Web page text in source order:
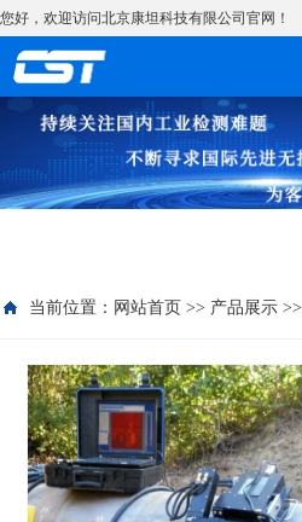
您好，欢迎访问北京康坦科技有限公司官网！
当前位置： 网站首页 >> 产品展示 >>